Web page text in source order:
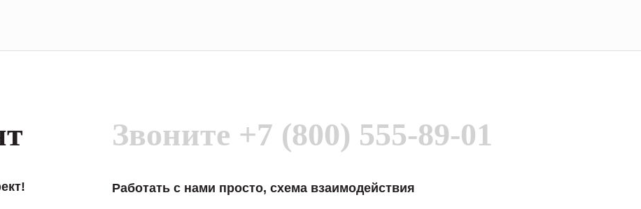
Звоните +7 (800) 555-89-01
Работать с нами просто, схема взаимодействия